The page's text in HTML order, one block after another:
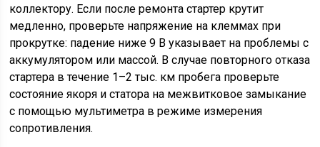
коллектору. Если после ремонта стартер крутит
медленно, проверьте напряжение на клеммах при
прокрутке: падение ниже 9 В указывает на проблемы с
аккумулятором или массой. В случае повторного отказа
стартера в течение 1–2 тыс. км пробега проверьте
состояние якоря и статора на межвитковое замыкание
с помощью мультиметра в режиме измерения
сопротивления.